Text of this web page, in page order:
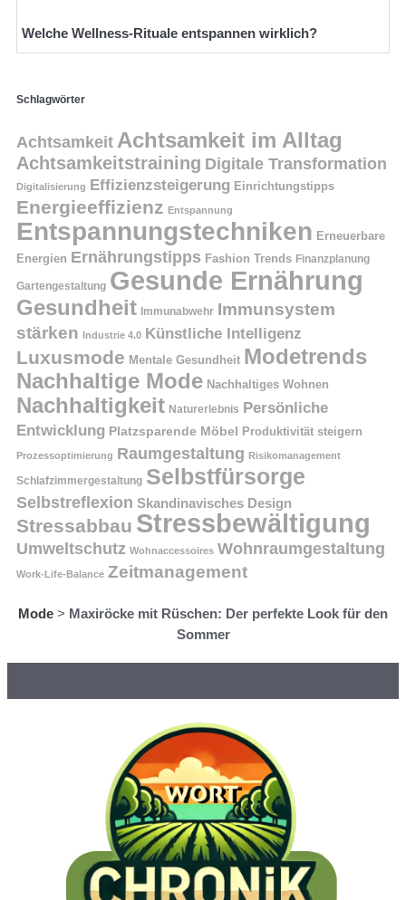
Welche Wellness-Rituale entspannen wirklich?
Schlagwörter
Achtsamkeit Achtsamkeit im Alltag
Achtsamkeitstraining Digitale Transformation
Digitalisierung Effizienzsteigerung Einrichtungstipps
Energieeffizienz Entspannung
Entspannungstechniken Erneuerbare
Energien Ernährungstipps Fashion Trends Finanzplanung
Gartengestaltung Gesunde Ernährung
Gesundheit Immunabwehr Immunsystem
stärken Industrie 4.0 Künstliche Intelligenz
Luxusmode Mentale Gesundheit Modetrends
Nachhaltige Mode Nachhaltiges Wohnen
Nachhaltigkeit Naturerlebnis Persönliche
Entwicklung Platzsparende Möbel Produktivität steigern
Prozessoptimierung Raumgestaltung Risikomanagement
Schlafzimmergestaltung Selbstfürsorge
Selbstreflexion Skandinavisches Design
Stressabbau Stressbewältigung
Umweltschutz Wohnaccessoires Wohnraumgestaltung
Work-Life-Balance Zeitmanagement
Mode > Maxiröcke mit Rüschen: Der perfekte Look für den
Sommer